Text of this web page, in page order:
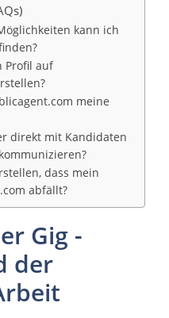
kann ich
Profil auf
meine
direkt mit Kandidaten
dass mein
abfällt?
Gig -
der